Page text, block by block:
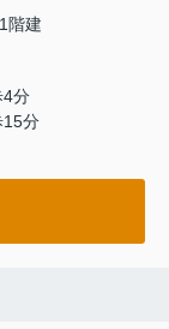
階建
4分
15分